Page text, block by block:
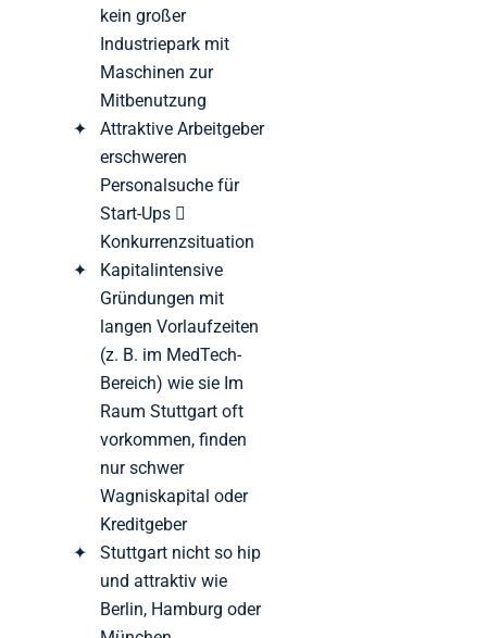
kein großer
Industriepark mit
Maschinen zur
Mitbenutzung
Attraktive Arbeitgeber
erschweren
Personalsuche für
Start-Ups 
Konkurrenzsituation
Kapitalintensive
Gründungen mit
langen Vorlaufzeiten
(z. B. im MedTech-
Bereich) wie sie Im
Raum Stuttgart oft
vorkommen, finden
nur schwer
Wagniskapital oder
Kreditgeber
Stuttgart nicht so hip
und attraktiv wie
Berlin, Hamburg oder